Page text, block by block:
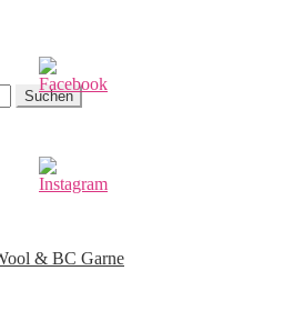
Suchen
& BC Garne